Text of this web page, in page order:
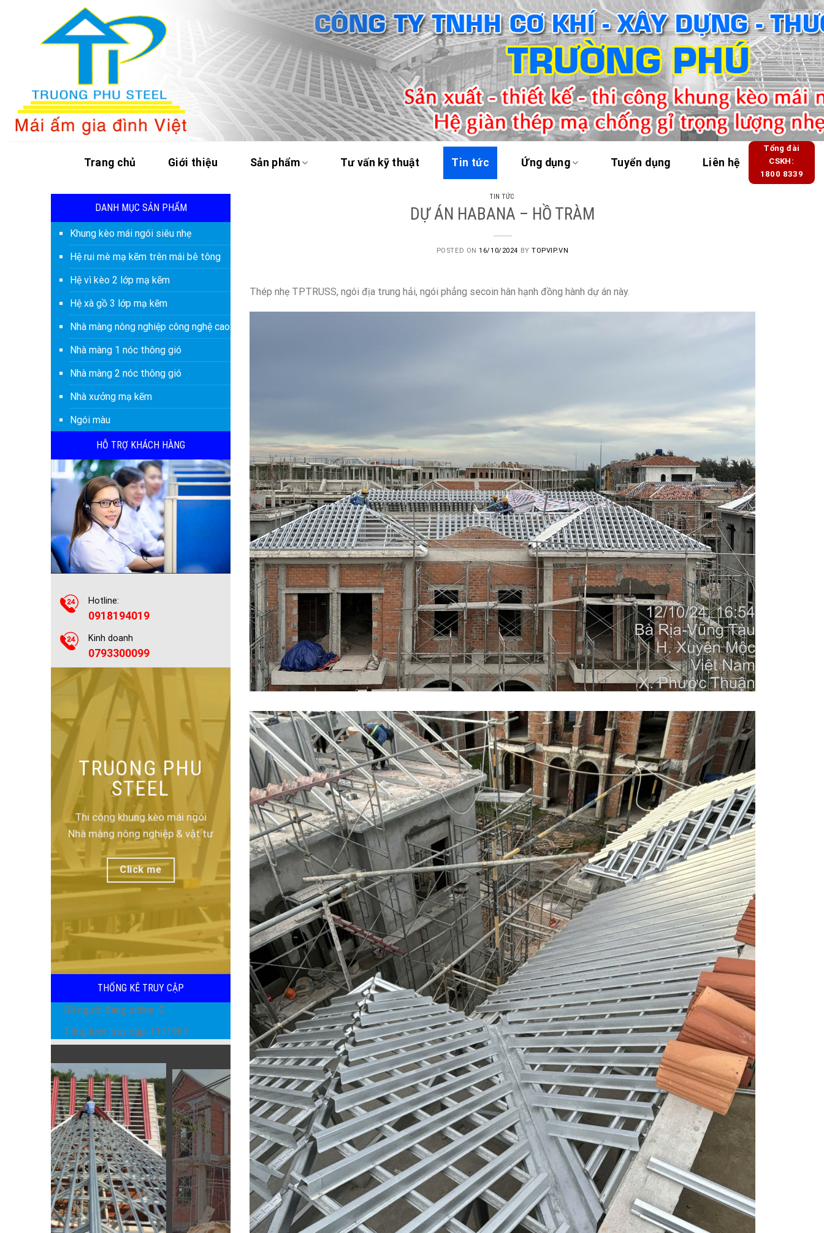
Trang chủ Giới thiệu Sản phẩm Tư vấn kỹ thuật Tin tức Ứng dụng Tuyển dụng Liên hệ
Tổng đài
CSKH:
1800 8339
DANH MỤC SẢN PHẨM
Khung kèo mái ngói siêu nhẹ
Hệ rui mè mạ kẽm trên mái bê tông
Hệ vì kèo 2 lớp mạ kẽm
Hệ xà gồ 3 lớp mạ kẽm
Nhà màng nông nghiệp công nghệ cao
Nhà màng 1 nóc thông gió
Nhà màng 2 nóc thông gió
Nhà xưởng mạ kẽm
Ngói màu
HỖ TRỢ KHÁCH HÀNG
Hotline:
0918194019
Kinh doanh
0793300099
TRUONG PHU
STEEL
Thi công khung kèo mái ngói
Nhà màng nông nghiệp & vật tư
Click me
THỐNG KÊ TRUY CẬP
Số người đang online: 0
Tổng lượt truy cập: 1171961
TIN TỨC
DỰ ÁN HABANA – HỒ TRÀM
POSTED ON16/10/2024 BYTOPVIP.VN
Thép nhẹ TPTRUSS, ngói địa trung hải, ngói phẳng secoin hân hạnh đồng hành dự án này.